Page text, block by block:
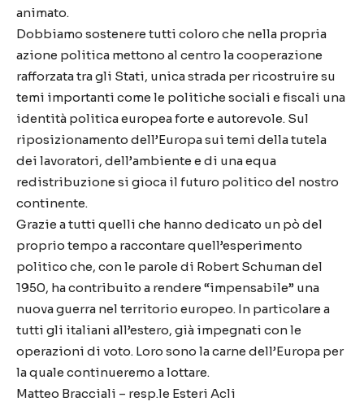
animato.
Dobbiamo sostenere tutti coloro che nella propria
azione politica mettono al centro la cooperazione
rafforzata tra gli Stati, unica strada per ricostruire su
temi importanti come le politiche sociali e fiscali una
identità politica europea forte e autorevole. Sul
riposizionamento dell’Europa sui temi della tutela
dei lavoratori, dell’ambiente e di una equa
redistribuzione si gioca il futuro politico del nostro
continente.
Grazie a tutti quelli che hanno dedicato un pò del
proprio tempo a raccontare quell’esperimento
politico che, con le parole di Robert Schuman del
1950, ha contribuito a rendere “impensabile” una
nuova guerra nel territorio europeo. In particolare a
tutti gli italiani all’estero, già impegnati con le
operazioni di voto. Loro sono la carne dell’Europa per
la quale continueremo a lottare.
Matteo Bracciali – resp.le Esteri Acli